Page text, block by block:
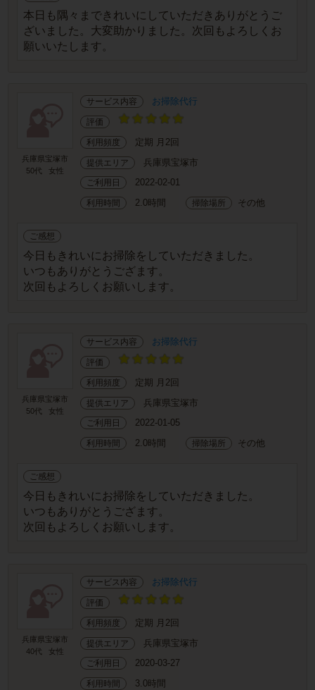
本日も隅々まできれいにしていただきありがとうご
ざいました。大変助かりました。次回もよろしくお
願いいたします。
兵庫県宝塚市
50代
女性
サービス内容 お掃除代行
評価
利用頻度 定期 月2回
提供エリア 兵庫県宝塚市
ご利用日 2022-02-01
利用時間 2.0時間 掃除場所 その他
ご感想
今日もきれいにお掃除をしていただきました。
いつもありがとうござます。
次回もよろしくお願いします。
兵庫県宝塚市
50代
女性
サービス内容 お掃除代行
評価
利用頻度 定期 月2回
提供エリア 兵庫県宝塚市
ご利用日 2022-01-05
利用時間 2.0時間 掃除場所 その他
ご感想
今日もきれいにお掃除をしていただきました。
いつもありがとうござます。
次回もよろしくお願いします。
兵庫県宝塚市
40代
女性
サービス内容 お掃除代行
評価
利用頻度 定期 月2回
提供エリア 兵庫県宝塚市
ご利用日 2020-03-27
利用時間 3.0時間